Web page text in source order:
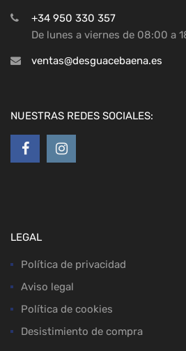
+34 950 330 357
De lunes a viernes de 08:00 a
ventas@desguacebaena.es
NUESTRAS REDES SOCIALES:
LEGAL
Política de privacidad
Aviso legal
Política de cookies
Desistimiento de compra